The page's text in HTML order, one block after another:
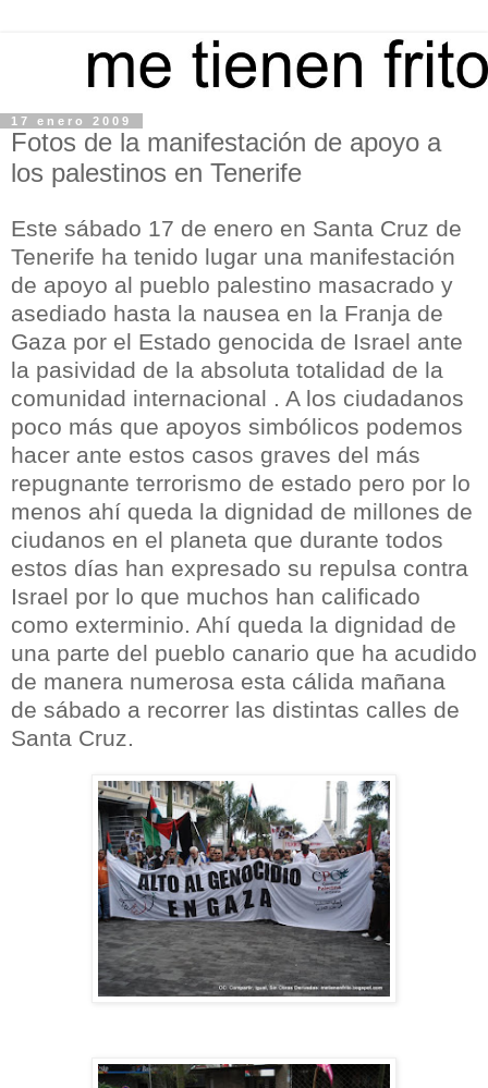
17 enero 2009
Fotos de la manifestación de apoyo a
los palestinos en Tenerife
Este sábado 17 de enero en Santa Cruz de
Tenerife ha tenido lugar una manifestación
de apoyo al pueblo palestino masacrado y
asediado hasta la nausea en la Franja de
Gaza por el Estado genocida de Israel ante
la pasividad de la absoluta totalidad de la
comunidad internacional . A los ciudadanos
poco más que apoyos simbólicos podemos
hacer ante estos casos graves del más
repugnante terrorismo de estado pero por lo
menos ahí queda la dignidad de millones de
ciudanos en el planeta que durante todos
estos días han expresado su repulsa contra
Israel por lo que muchos han calificado
como exterminio. Ahí queda la dignidad de
una parte del pueblo canario que ha acudido
de manera numerosa esta cálida mañana
de sábado a recorrer las distintas calles de
Santa Cruz.